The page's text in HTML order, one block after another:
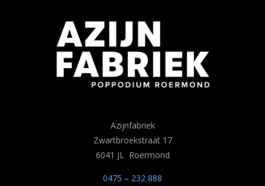
Azijnfabriek
Zwartbroekstraat 17
6041 JL Roermond
0475 – 232 888